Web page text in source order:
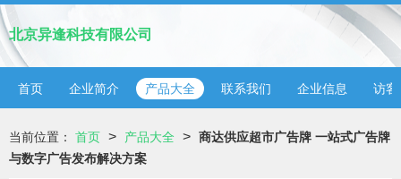
北京异逢科技有限公司
首页 企业简介 产品大全 联系我们 企业信息 访客
当前位置： 首页 > 产品大全 > 商达供应超市广告牌 一站式广告牌
与数字广告发布解决方案